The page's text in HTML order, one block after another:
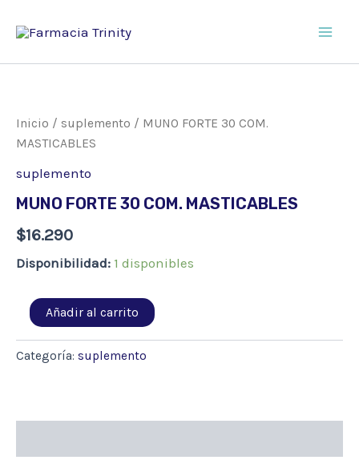
Inicio / suplemento / MUNO FORTE 30 COM.
MASTICABLES
suplemento
MUNO FORTE 30 COM. MASTICABLES
$16.290
Disponibilidad: 1 disponibles
MUNO
FORTE
30
COM.
Añadir al carrito
Categoría: suplemento